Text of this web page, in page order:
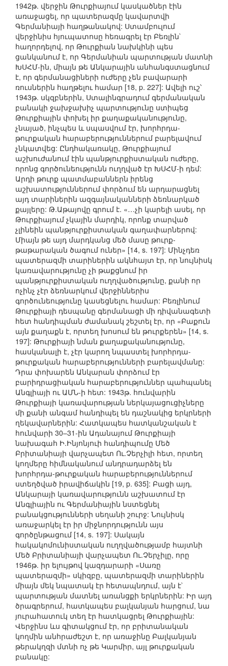
1942թ. վերջին Թուրքիայում կասկածներ էին
առաջացել, որ պատերազմը կավարտվի
Գերմանիայի հաղթանակով: Ստամբուլում
վերջինիս հյուպատոսը հեռագրել էր Բեռլին`
հաղորդելով, որ Թուրքիան նախկինի պես
ցանկանում է, որ Գերմանիան պարտության մատնի
ԽՍՀՄ-ին, միայն թե Անկարային անհանգստացնում
է, որ գերմանացիների ուժերը չեն բավարարի
ռուսներին հաղթելու համար [18, p. 227]: Ավելի ուշ՝
1943թ. սկզբներին, Ստալինգրադում գերմանական
բանակի ջախջախիչ պարտությունը ստիպեց
Թուրքիային փոխել իր քաղաքականությունը,
չնայած, ինչպես և սպասվում էր, խորհրդա-
թուրքական հարաբերություններում բարելավում
չնկատվեց: Ընդհակառակը, Թուրքիայում
աշխուժանում էին պանթյուրքիստական ուժերը,
որոնց գործունեությունն ուղղված էր ԽՍՀՄ-ի դեմ:
Արդի թուրք պատմաբաններն իրենց
աշխատություններում փորձում են արդարացնել
այդ տարիներին ազգայնականների ձեռնարկած
քայլերը: Թ.Աթայովը գրում է. «…չի կարելի ասել, որ
Թուրքիայում չկային մարդիկ, որոնք տարված
չլինեին պանթյուրքիստական գաղափարներով:
Միայն թե այդ մարդկանց մեծ մասը թուրք-
թաթարական ծագում ուներ» [14, s. 197]: Մինչդեռ
պատերազմի տարիներին ակնհայտ էր, որ նույնիսկ
կառավարությունը չի թաքցնում իր
պանթյուրքիստական ուղղվածությունը, քանի որ
ոչինչ չէր ձեռնարկում վերջիններիս
գործունեությունը կասեցնելու համար: Բեռլինում
Թուրքիայի դեսպանը գերմանացի մի դիվանագետի
հետ հանդիպման ժամանակ շեշտել էր, որ «Բաքուն
այն քաղաքն է, որտեղ խոսում են թուրքերեն» [14, s.
197]: Թուրքիայի նման քաղաքականությունը,
հասկանալի է, չէր կարող նպաստել խորհրդա-
թուրքական հարաբերությունների բարելավմանը:
Դրա փոխարեն Անկարան փորձում էր
բարիդրացիական հարաբերություններ պահպանել
Անգլիայի ու ԱՄՆ-ի հետ: 1943թ. հունվարին
Թուրքիայի կառավարության ներկայացուցիչները
մի քանի անգամ հանդիպել են դաշնակից երկրների
ղեկավարներին: Հատկապես հատկանշական է
հունվարի 30–31-ին Ադանայում Թուրքիայի
նախագահ Ի.Ինյոնյուի հանդիպումը Մեծ
Բրիտանիայի վարչապետ Ու.Չերչիլի հետ, որտեղ
կողմերը հիմնականում անդրադարձել են
խորհրդա-թուրքական հարաբերություններում
ստեղծված իրավիճակին [19, p. 635]: Բացի այդ,
Անկարայի կառավարությունն աշխատում էր
Անգլիային ու Գերմանիային նստեցնել
բանակցությունների սեղանի շուրջ: Նույնիսկ
առաջարկել էր իր միջնորդությունն այս
գործընթացում [14, s. 197]: Սակայն
հակակոմունիստական ուղղվածությամբ հայտնի
Մեծ Բրիտանիայի վարչապետ Ու.Չերչիլը, որը
1946թ. իր ելույթով կազդարարի «Սառը
պատերազմի» սկիզբը, պատերազմի տարիներին
միայն մեկ նպատակ էր հետապնդում, այն է`
պարտության մատնել առանցքի երկրներին: Իր այդ
ծրագրերում, հատկապես բալկանյան հարցում, նա
յուրահատուկ տեղ էր հատկացրել Թուրքիային:
Վերջինս ևս գիտակցում էր, որ բրիտանական
կողմին անհրաժեշտ է, որ առաջինը Բալկանյան
թերակղզի մտնի ոչ թե Կարմիր, այլ թուրքական
բանակը: